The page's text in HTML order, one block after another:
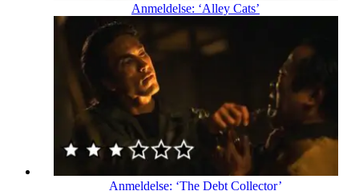
Anmeldelse: ‘Alley Cats’
Anmeldelse: ‘The Debt Collector’